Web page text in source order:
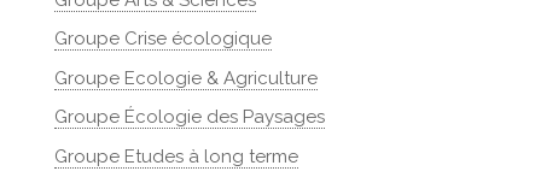
Groupe Crise écologique
Groupe Ecologie & Agriculture
Groupe Écologie des Paysages
Groupe Etudes à long terme